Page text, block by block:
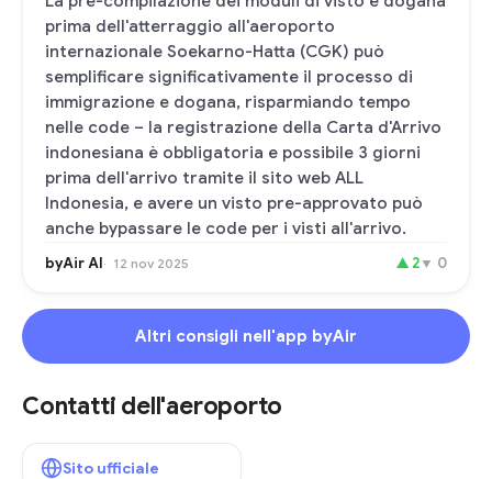
prima dell'atterraggio all'aeroporto
internazionale Soekarno-Hatta (CGK) può
semplificare significativamente il processo di
immigrazione e dogana, risparmiando tempo
nelle code – la registrazione della Carta d'Arrivo
indonesiana è obbligatoria e possibile 3 giorni
prima dell'arrivo tramite il sito web ALL
Indonesia, e avere un visto pre-approvato può
anche bypassare le code per i visti all'arrivo.
byAir AI 12 nov 2025 ▲ 2▼ 0
Altri consigli nell'app byAir
Contatti dell'aeroporto
Sito ufficiale